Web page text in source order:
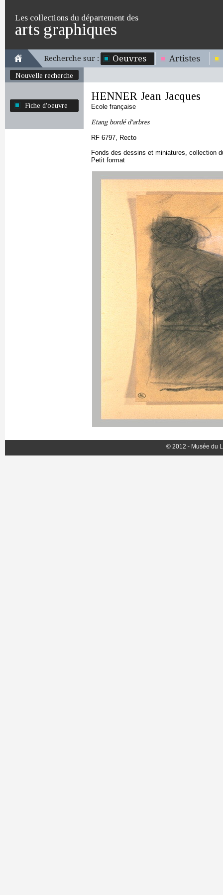
Les collections du département des
arts graphiques
Recherche sur : Oeuvres Artistes
Nouvelle recherche
Fiche d'oeuvre
HENNER Jean Jacques
Ecole française
Etang bordé d'arbres
RF 6797, Recto
Fonds des dessins et miniatures, collection
Petit format
© 2012 - Musée du